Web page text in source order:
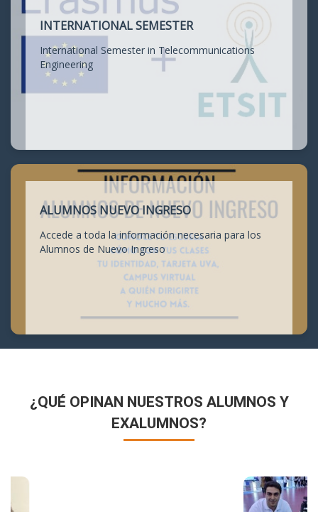
INTERNATIONAL SEMESTER
International Semester in Telecommunications
Engineering
ALUMNOS NUEVO INGRESO
Accede a toda la información necesaria para los
Alumnos de Nuevo Ingreso
¿QUÉ OPINAN NUESTROS ALUMNOS Y
EXALUMNOS?